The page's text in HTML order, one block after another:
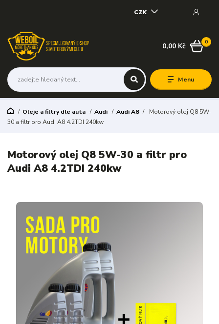
Menu
CZK
0
0,00 Kč
Oleje a filtry dle auta Audi Audi A8
Motorový olej Q8 5W-
30 a filtr pro Audi A8 4.2TDI 240kw
Motorový olej Q8 5W-30 a filtr pro
Audi A8 4.2TDI 240kw